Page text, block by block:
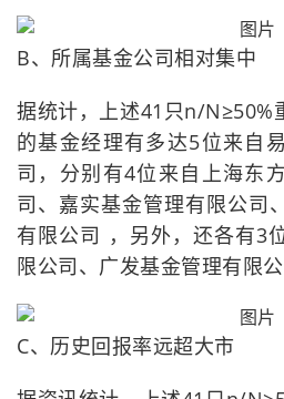
B、所属基金公司相对集中
据统计，上述41只n/N≥50%
的基金经理有多达5位来自
司，分别有4位来自上海东
司、嘉实基金管理有限公司
有限公司 ，另外，还各有3
限公司、广发基金管理有限
C、历史回报率远超大市